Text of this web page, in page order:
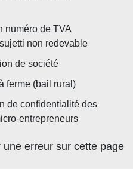
numéro de TVA
non redevable
de société
ferme (bail rural)
de confidentialité des
entrepreneurs
une erreur sur cette page